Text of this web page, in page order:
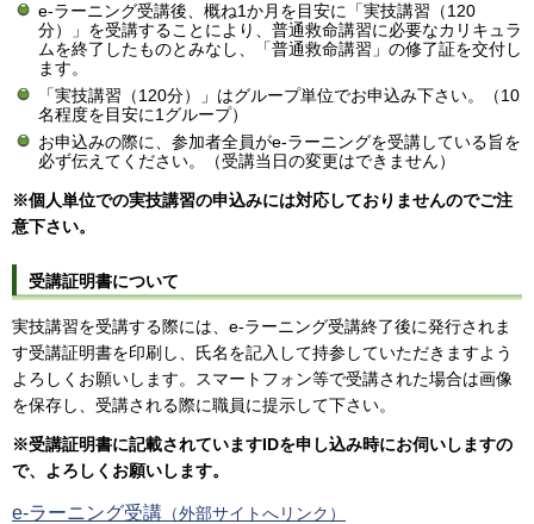
e-ラーニング受講後、概ね1か月を目安に「実技講習（120
分）」を受講することにより、普通救命講習に必要なカリキュラ
ムを終了したものとみなし、「普通救命講習」の修了証を交付し
ます。
「実技講習（120分）」はグループ単位でお申込み下さい。（10
名程度を目安に1グループ）
お申込みの際に、参加者全員がe-ラーニングを受講している旨を
必ず伝えてください。（受講当日の変更はできません）
※個人単位での実技講習の申込みには対応しておりませんのでご注
意下さい。
受講証明書について
実技講習を受講する際には、e-ラーニング受講終了後に発行されま
す受講証明書を印刷し、氏名を記入して持参していただきますよう
よろしくお願いします。スマートフォン等で受講された場合は画像
を保存し、受講される際に職員に提示して下さい。
※受講証明書に記載されていますIDを申し込み時にお伺いしますの
で、よろしくお願いします。
e-ラーニング受講 （外部サイトへリンク）